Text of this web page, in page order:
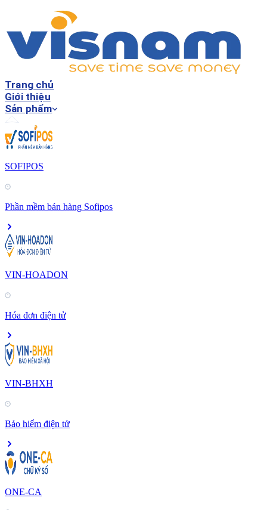
Trang chủ
Giới thiệu
Sản phẩm
SOFIPOS
Phần mềm bán hàng Sofipos
VIN-HOADON
Hóa đơn điện tử
VIN-BHXH
Bảo hiểm điện tử
ONE-CA